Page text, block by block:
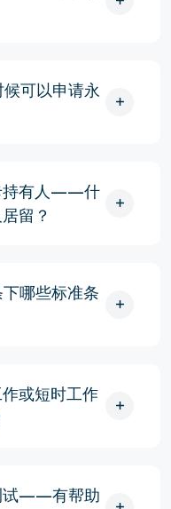
可以申请永
持有人——什
留？
哪些标准条
或短时工作
试——有帮助